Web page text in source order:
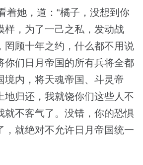
她，道：“橘子，没想到你
样，为了一己之私，发动战
罔顾十年之约，什么都不用说
你们日月帝国的所有兵将全都
境内，将天魂帝国、斗灵帝
地归还，我就饶你们这些人不
就不客气了。没错，你的恐惧
，就绝对不允许日月帝国统一